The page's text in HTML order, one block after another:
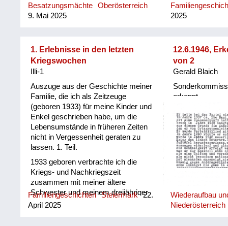
Besatzungsmächte
Oberösterreich
9. Mai 2025
2025
1. Erlebnisse in den letzten
Kriegswochen
Illi-1
Auszuge aus der Geschichte meiner
Familie, die ich als Zeitzeuge
(geboren 1933) für meine Kinder und
Enkel geschrieben habe, um die
Lebensumstände in früheren Zeiten
nicht in Vergessenheit geraten zu
lassen. 1. Teil.
1933 geboren verbrachte ich die
Kriegs- und Nachkriegszeit
zusammen mit meiner ältere
Schwester und meinem dreijähriger
Bruder bei meinen Eltern, in einer
Familiengeschichten Steiermark 22.
April 2025
12.6.1946,
von 2
Gerald Blaich
erkennt...
Wiederaufbau
Niederösterreich